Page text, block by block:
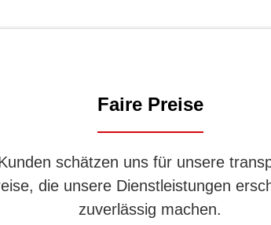
Faire Preise
schätzen uns für unsere
die unsere Dienstleistungen
zuverlässig machen.